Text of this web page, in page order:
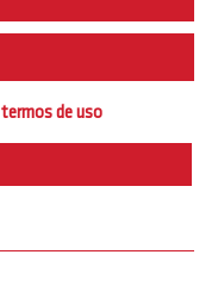
termos de uso